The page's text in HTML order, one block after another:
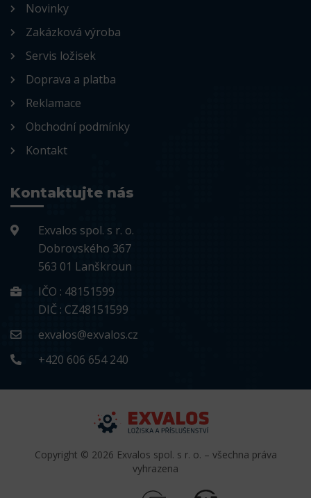
Novinky
Zakázková výroba
Servis ložisek
Doprava a platba
Reklamace
Obchodní podmínky
Kontakt
Kontaktujte nás
Exvalos spol. s r. o.
Dobrovského 367
563 01 Lanškroun
IČO : 48151599
DIČ : CZ48151599
exvalos@exvalos.cz
+420 606 654 240
Copyright © 2026 Exvalos spol. s r. o. – všechna práva
vyhrazena